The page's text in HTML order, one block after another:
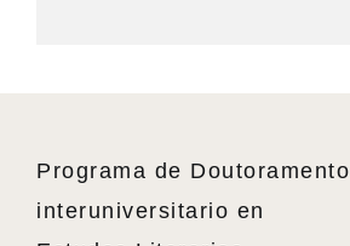
Programa de Doutoramento
interuniversitario en